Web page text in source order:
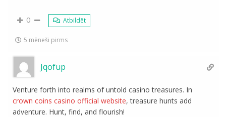
0 Atbildēt
5 mēneši pirms
Jqofup
Venture forth into realms of untold casino treasures. In
crown coins casino official website, treasure hunts add
adventure. Hunt, find, and flourish!